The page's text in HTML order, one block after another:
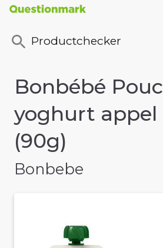
Productchecker
Bonbébé
yoghurt appel
(90g)
Bonbebe